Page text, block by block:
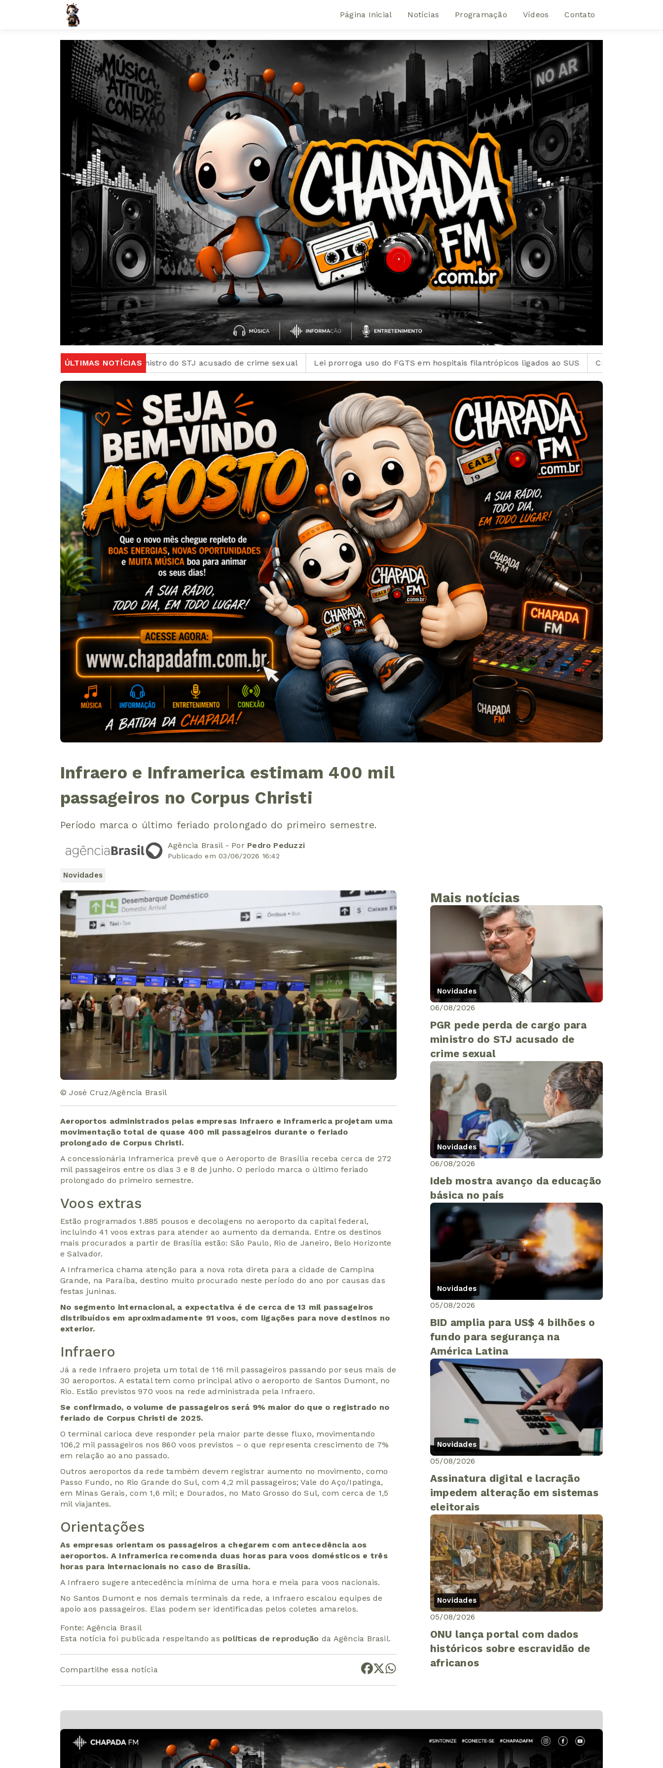
Página Inicial Notícias Programação Vídeos Contato
ÚLTIMAS NOTÍCIAS
ministro do STJ acusado de crime sexual Lei prorroga uso do FGTS em hospitais filantrópicos ligados ao SUS CBF reforça paralisação das competições
Infraero e Inframerica estimam 400 mil
passageiros no Corpus Christi
Período marca o último feriado prolongado do primeiro semestre.
Agência Brasil - Por Pedro Peduzzi
Publicado em 03/06/2026 16:42
Novidades
© José Cruz/Agência Brasil
Aeroportos administrados pelas empresas Infraero e Inframerica projetam uma
movimentação total de quase 400 mil passageiros durante o feriado
prolongado de Corpus Christi.
A concessionária Inframerica prevê que o Aeroporto de Brasília receba cerca de 272
mil passageiros entre os dias 3 e 8 de junho. O período marca o último feriado
prolongado do primeiro semestre.
Voos extras
Estão programados 1.885 pousos e decolagens no aeroporto da capital federal,
incluindo 41 voos extras para atender ao aumento da demanda. Entre os destinos
mais procurados a partir de Brasília estão: São Paulo, Rio de Janeiro, Belo Horizonte
e Salvador.
A Inframerica chama atenção para a nova rota direta para a cidade de Campina
Grande, na Paraíba, destino muito procurado neste período do ano por causas das
festas juninas.
No segmento internacional, a expectativa é de cerca de 13 mil passageiros
distribuídos em aproximadamente 91 voos, com ligações para nove destinos no
exterior.
Infraero
Já a rede Infraero projeta um total de 116 mil passageiros passando por seus mais de
30 aeroportos. A estatal tem como principal ativo o aeroporto de Santos Dumont, no
Rio. Estão previstos 970 voos na rede administrada pela Infraero.
Se confirmado, o volume de passageiros será 9% maior do que o registrado no
feriado de Corpus Christi de 2025.
O terminal carioca deve responder pela maior parte desse fluxo, movimentando
106,2 mil passageiros nos 860 voos previstos – o que representa crescimento de 7%
em relação ao ano passado.
Outros aeroportos da rede também devem registrar aumento no movimento, como
Passo Fundo, no Rio Grande do Sul, com 4,2 mil passageiros; Vale do Aço/Ipatinga,
em Minas Gerais, com 1,6 mil; e Dourados, no Mato Grosso do Sul, com cerca de 1,5
mil viajantes.
Orientações
As empresas orientam os passageiros a chegarem com antecedência aos
aeroportos. A Inframerica recomenda duas horas para voos domésticos e três
horas para internacionais no caso de Brasília.
A Infraero sugere antecedência mínima de uma hora e meia para voos nacionais.
No Santos Dumont e nos demais terminais da rede, a Infraero escalou equipes de
apoio aos passageiros. Elas podem ser identificadas pelos coletes amarelos.
Fonte: Agência Brasil
Esta notícia foi publicada respeitando as políticas de reprodução da Agência Brasil.
Compartilhe essa notícia
Mais notícias
Novidades
06/08/2026
PGR pede perda de cargo para
ministro do STJ acusado de
crime sexual
Novidades
06/08/2026
Ideb mostra avanço da educação
básica no país
Novidades
05/08/2026
BID amplia para US$ 4 bilhões o
fundo para segurança na
América Latina
Novidades
05/08/2026
Assinatura digital e lacração
impedem alteração em sistemas
eleitorais
Novidades
05/08/2026
ONU lança portal com dados
históricos sobre escravidão de
africanos